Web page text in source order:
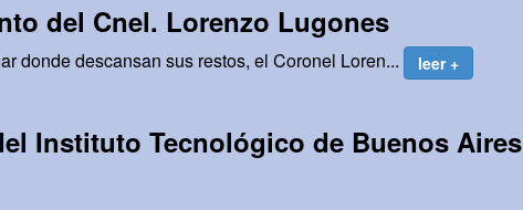
del Cnel. Lorenzo Lugones
donde descansan sus restos, el Coronel Loren... leer +
Instituto Tecnológico de Buenos Aires